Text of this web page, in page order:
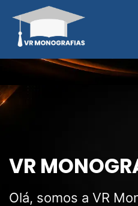
VR
Olá, somos a VR